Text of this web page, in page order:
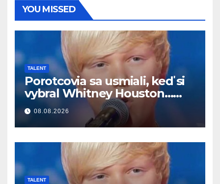
YOU MISSED
TALENT
Porotcovia sa usmiali, keď si
vybral Whitney Houston…
Potom začal spievať
08.08.2026
TALENT